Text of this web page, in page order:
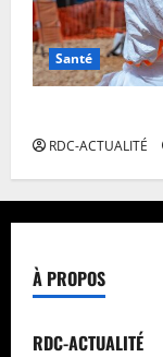
Santé
RDC-ACTUALITÉ
À PROPOS
RDC-ACTUALITÉ